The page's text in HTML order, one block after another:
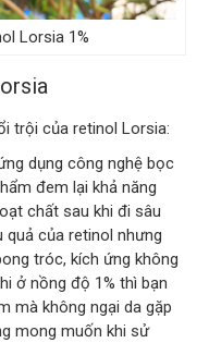
Lorsia 1%
trội của retinol Lorsia:
dụng công nghệ bọc
đem lại khả năng
chất sau khi đi sâu
quả của retinol nhưng
tróc, kích ứng không
ở nồng độ 1% thì bạn
mà không ngại da gặp
mong muốn khi sử